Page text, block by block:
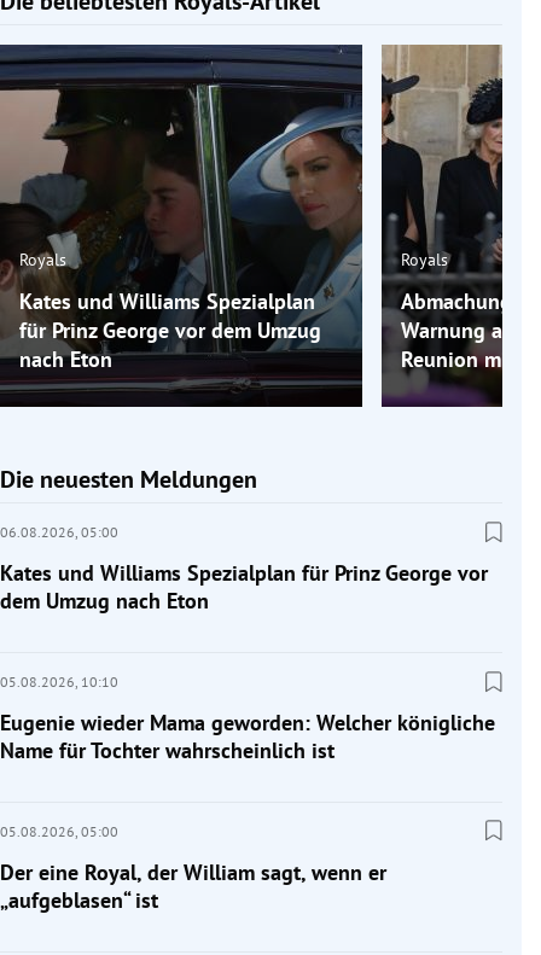
Royals
Kates und Williams Spezialplan
für Prinz George vor dem Umzug
nach Eton
Royals
Abmachung
Warnung an
Reunion mit
Die neuesten Meldungen
06.08.2026, 05:00
Kates und Williams Spezialplan für Prinz George vor
dem Umzug nach Eton
05.08.2026, 10:10
Eugenie wieder Mama geworden: Welcher königliche
Name für Tochter wahrscheinlich ist
05.08.2026, 05:00
Der eine Royal, der William sagt, wenn er
„aufgeblasen“ ist